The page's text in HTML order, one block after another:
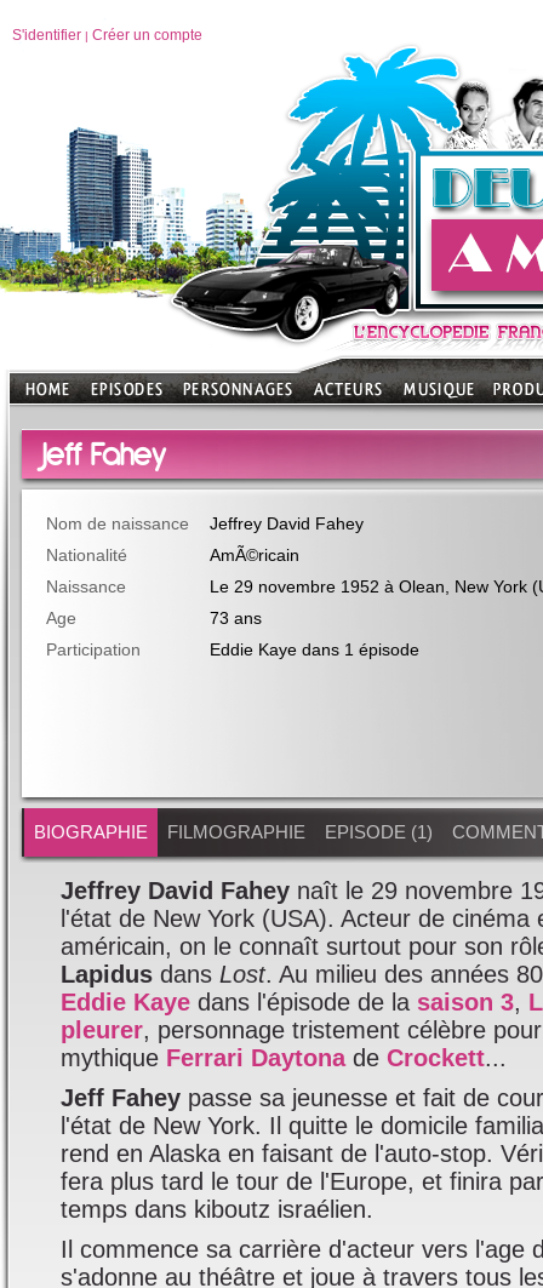
S'identifier | Créer un compte
Jeff Fahey
Nom de naissance
Jeffrey David Fahey
Nationalité
AmÃ©ricain
Naissance
Le 29 novembre 1952 à Olean, New York
Age
73 ans
Participation
Eddie Kaye dans 1 épisode
BIOGRAPHIE FILMOGRAPHIE EPISODE (1)
Jeffrey David Fahey naît le 29 novembre
l'état de New York (USA). Acteur de cinéma
américain, on le connaît surtout pour son
Lapidus dans Lost. Au milieu des années
Eddie Kaye dans l'épisode de la saison 3,
pleurer, personnage tristement célèbre
mythique Ferrari Daytonade Crockett...
Jeff Fahey passe sa jeunesse et fait de
l'état de New York. Il quitte le domicile
rend en Alaska en faisant de l'auto-stop.
fera plus tard le tour de l'Europe, et finira
temps dans kiboutz israélien.
Il commence sa carrière d'acteur vers l'age
s'adonne au théâtre et joue à travers tous